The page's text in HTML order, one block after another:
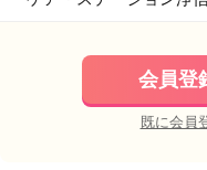
会員登
既に会員